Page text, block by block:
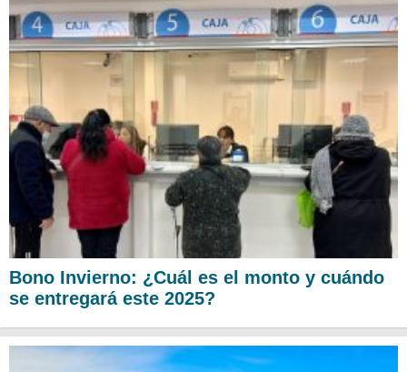
Bono Invierno: ¿Cuál es el monto y cuándo
se entregará este 2025?